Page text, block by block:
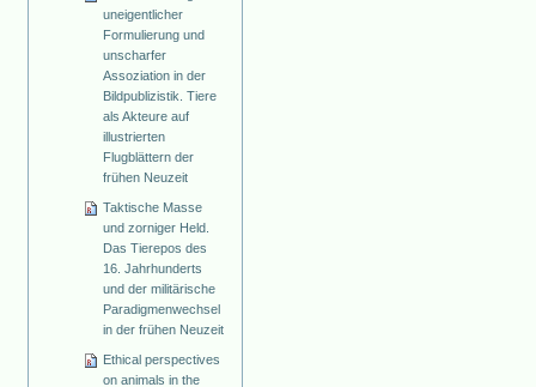
uneigentlicher
Formulierung und
unscharfer
Assoziation in der
Bildpublizistik. Tiere
als Akteure auf
illustrierten
Flugblättern der
frühen Neuzeit
Taktische Masse
und zorniger Held.
Das Tierepos des
16. Jahrhunderts
und der militärische
Paradigmenwechsel
in der frühen Neuzeit
Ethical perspectives
on animals in the